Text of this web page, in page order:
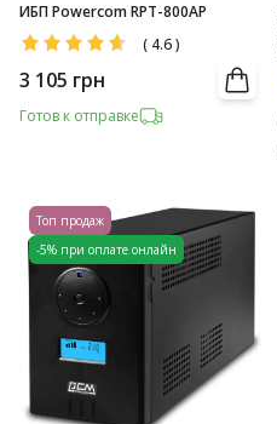
ИБП Powercom RPT-800AP
( 4.6)
3 105 грн
Готов к отправке
Топ продаж
-5% при оплате онлайн